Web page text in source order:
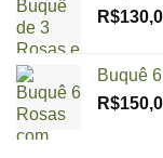
R$
Buquê
R$